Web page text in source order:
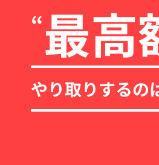
“最高
やり取りするの